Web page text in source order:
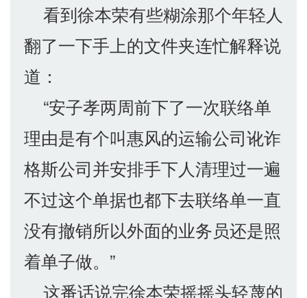
看到徐本荣有些糊涂那个年轻人
翻了一下手上的文件夹连忙解释说
道：
“安子孝两周前下了一次联络单
理由是有个叫惠风的运输公司讹诈
格斯公司并安排手下人清理过一遍
不过这个单据也都下去联络单一直
没有撤销所以外面的业务员还是照
着单子做。”
这番话说完徐本荣摇摇头轻蔑的